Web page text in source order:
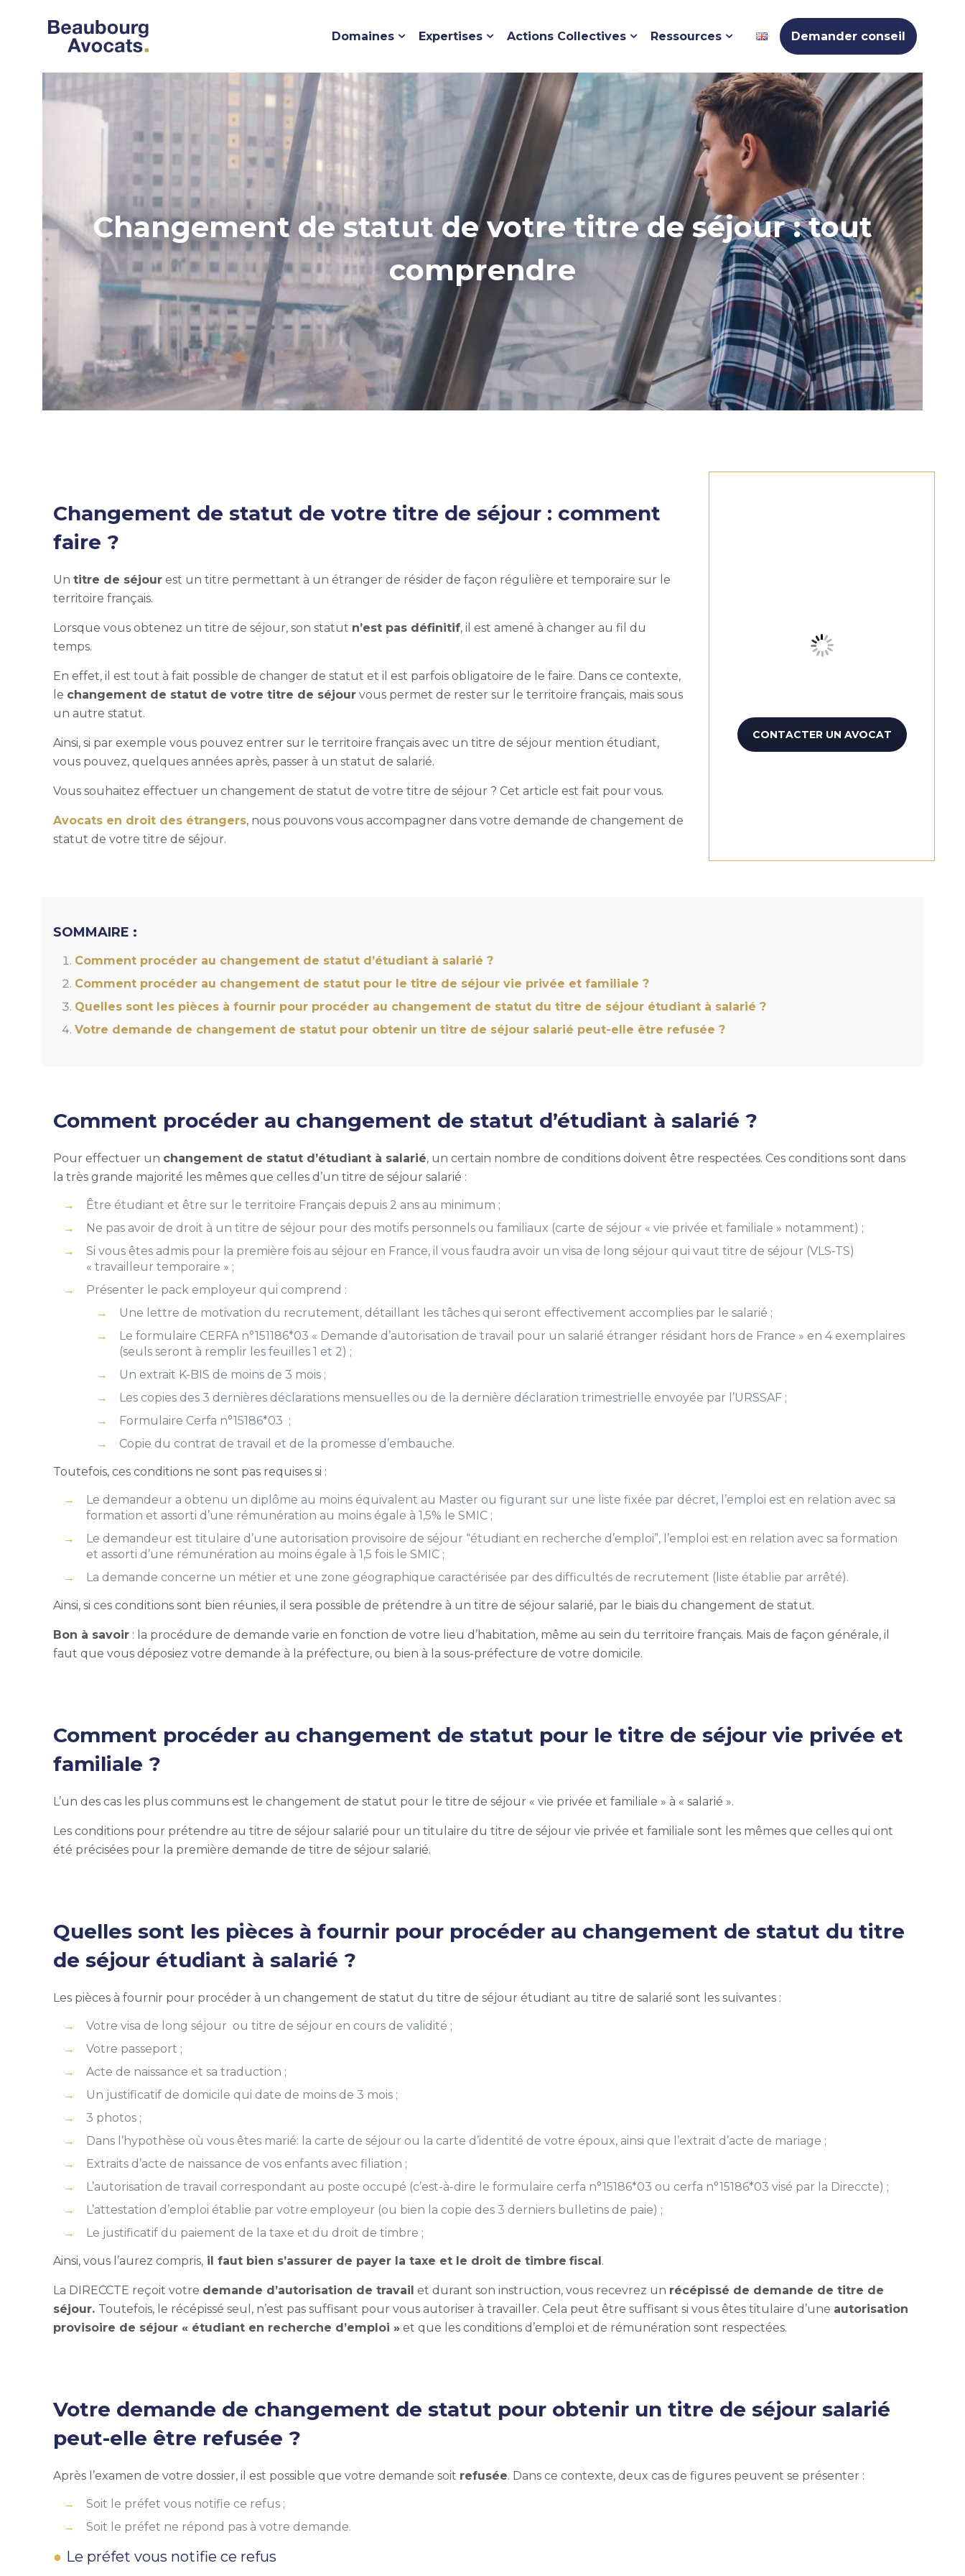
Domaines Expertises Actions Collectives Ressources Demander conseil
Changement de statut de votre titre de séjour : tout
comprendre
Changement de statut de votre titre de séjour : comment
faire ?
Untitre de séjour est un titre permettant à un étranger de résider de façon régulière et temporaire sur le
territoire français.
Lorsque vous obtenez un titre de séjour, son statut n’est pas définitif, il est amené à changer au fil du
temps.
En effet, il est tout à fait possible de changer de statut et il est parfois obligatoire de le faire. Dans ce contexte,
le changement de statut de votre titre de séjour vous permet de rester sur le territoire français, mais sous
un autre statut.
Ainsi, si par exemple vous pouvez entrer sur le territoire français avec un titre de séjour mention étudiant,
vous pouvez, quelques années après, passer à un statut de salarié.
Vous souhaitez effectuer un changement de statut de votre titre de séjour ? Cet article est fait pour vous.
Avocats en droit des étrangers, nous pouvons vous accompagner dans votre demande de changement de
statut de votre titre de séjour.
CONTACTER UN AVOCAT
SOMMAIRE :
Comment procéder au changement de statut d’étudiant à salarié ?
Comment procéder au changement de statut pour le titre de séjour vie privée et familiale ?
Quelles sont les pièces à fournir pour procéder au changement de statut du titre de séjour étudiant à salarié ?
Votre demande de changement de statut pour obtenir un titre de séjour salarié peut-elle être refusée ?
Comment procéder au changement de statut d’étudiant à salarié ?
Pour effectuer un changement de statut d’étudiant à salarié, un certain nombre de conditions doivent être respectées. Ces conditions sont dans
la très grande majorité les mêmes que celles d’un titre de séjour salarié :
Être étudiant et être sur le territoire Français depuis 2 ans au minimum ;
Ne pas avoir de droit à un titre de séjour pour des motifs personnels ou familiaux (carte de séjour « vie privée et familiale » notamment) ;
Si vous êtes admis pour la première fois au séjour en France, il vous faudra avoir un visa de long séjour qui vaut titre de séjour (VLS-TS)
« travailleur temporaire » ;
Présenter le pack employeur qui comprend :
Une lettre de motivation du recrutement, détaillant les tâches qui seront effectivement accomplies par le salarié ;
Le formulaire CERFA n°151186*03 « Demande d’autorisation de travail pour un salarié étranger résidant hors de France » en 4 exemplaires
(seuls seront à remplir les feuilles 1 et 2) ;
Un extrait K-BIS de moins de 3 mois ;
Les copies des 3 dernières déclarations mensuelles ou de la dernière déclaration trimestrielle envoyée par l’URSSAF ;
Formulaire Cerfa n°15186*03 ;
Copie du contrat de travail et de la promesse d’embauche.
Toutefois, ces conditions ne sont pas requises si :
Le demandeur a obtenu un diplôme au moins équivalent au Master ou figurant sur une liste fixée par décret, l’emploi est en relation avec sa
formation et assorti d’une rémunération au moins égale à 1,5% le SMIC ;
Le demandeur est titulaire d’une autorisation provisoire de séjour “étudiant en recherche d’emploi”, l’emploi est en relation avec sa formation
et assorti d’une rémunération au moins égale à 1,5 fois le SMIC ;
La demande concerne un métier et une zone géographique caractérisée par des difficultés de recrutement (liste établie par arrêté).
Ainsi, si ces conditions sont bien réunies, il sera possible de prétendre à un titre de séjour salarié, par le biais du changement de statut.
Bon à savoir : la procédure de demande varie en fonction de votre lieu d’habitation, même au sein du territoire français. Mais de façon générale, il
faut que vous déposiez votre demande à la préfecture, ou bien à la sous-préfecture de votre domicile.
Comment procéder au changement de statut pour le titre de séjour vie privée et
familiale ?
L’un des cas les plus communs est le changement de statut pour le titre de séjour «vie privée et familiale »à « salarié ».
Les conditions pour prétendre au titre de séjour salarié pour un titulaire du titre de séjour vie privée et familiale sont les mêmes que celles qui ont
été précisées pour la première demande de titre de séjour salarié.
Quelles sont les pièces à fournir pour procéder au changement de statut du titre
de séjour étudiant à salarié ?
Les pièces à fournir pour procéder à un changement de statut du titre de séjour étudiant au titre de salarié sont les suivantes :
Votre visa de long séjour ou titre de séjour en cours de validité ;
Votre passeport ;
Acte de naissance et sa traduction ;
Un justificatif de domicile qui date de moins de 3 mois ;
3 photos ;
Dans l’hypothèse où vous êtes marié: la carte de séjour ou la carte d’identité de votre époux, ainsi que l’extrait d’acte de mariage ;
Extraits d’acte de naissance de vos enfants avec filiation ;
L’autorisation de travail correspondant au poste occupé (c’est-à-dire le formulaire cerfa n°15186*03 ou cerfa n°15186*03 visé par la Direccte) ;
L’attestation d’emploi établie par votre employeur (ou bien la copie des 3 derniers bulletins de paie) ;
Le justificatif du paiement de la taxe et du droit de timbre ;
Ainsi, vous l’aurez compris, il faut bien s’assurer de payer la taxe et le droit de timbre fiscal.
La DIRECCTE reçoit votre demande d’autorisation de travail et durant son instruction, vous recevrez un récépissé de demande de titre de
séjour. Toutefois, le récépissé seul, n’est pas suffisant pour vous autoriser à travailler. Cela peut être suffisant si vous êtes titulaire d’une autorisation
provisoire de séjour « étudiant en recherche d’emploi » et que les conditions d’emploi et de rémunération sont respectées.
Votre demande de changement de statut pour obtenir un titre de séjour salarié
peut-elle être refusée ?
Après l’examen de votre dossier, il est possible que votre demande soit refusée. Dans ce contexte, deux cas de figures peuvent se présenter :
Soit le préfet vous notifie ce refus ;
Soit le préfet ne répond pas à votre demande.
Le préfet vous notifie ce refus